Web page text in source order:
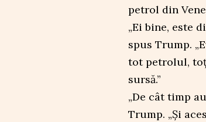
petrol din
„Ei bine, este
spus Trump.
tot petrolul,
sursă.”
„De cât timp
Trump. „Și